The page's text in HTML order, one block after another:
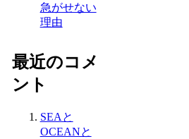
急がせない
理由
最近のコメ
ント
SEAと
OCEANと